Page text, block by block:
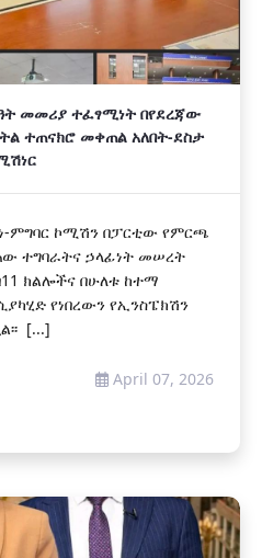
መመሪያ ተፈፃሚነት በየደረጃው
ተጠናክሮ መቀጠል አለበት-ደስታ
ምግባር ኮሚሽን በፓርቲው የምርጫ
ተግባራትና ኃላፊነት መሠረት
ክልሎችና በሁለቱ ከተማ
የነበረውን የኢንስፔክሽን
[...]
April 07, 2026